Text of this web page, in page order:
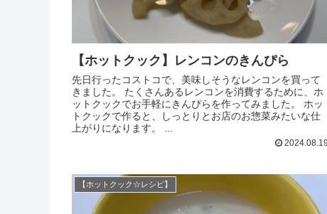
【ホットクック】レンコンのきんぴら
先日行ったコストコで、美味しそうなレンコンを買って
きました。 たくさんあるレンコンを消費するために、ホ
ットクックでお手軽にきんぴらを作ってみました。 ホッ
トクックで作ると、しっとりとお店のお惣菜みたいな仕
上がりになります。 ...
2024.08.19
【ホットクック☆レシピ】